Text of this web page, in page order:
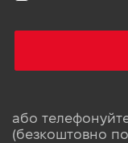
або
(безкоштовно по